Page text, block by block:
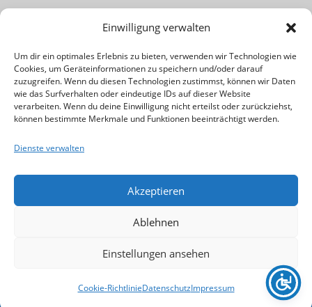
Einwilligung verwalten
Um dir ein optimales Erlebnis zu bieten, verwenden wir Technologien wie
Cookies, um Geräteinformationen zu speichern und/oder darauf
zuzugreifen. Wenn du diesen Technologien zustimmst, können wir Daten
wie das Surfverhalten oder eindeutige IDs auf dieser Website
verarbeiten. Wenn du deine Einwilligung nicht erteilst oder zurückziehst,
können bestimmte Merkmale und Funktionen beeinträchtigt werden.
Dienste verwalten
Akzeptieren
Ablehnen
Einstellungen ansehen
Cookie-RichtlinieDatenschutzImpressum
Lust am Beruf des Musiklehrers bzw. Musikpädagogen? Für
Infos einfach das Banner klicken!
Rechtliches & Wichtiges:
Kontakt
Datenschutz
Cookie-Richtlinie (EU)
Copyright © 2026 Musikschule Eberhard | Stuttgart
Theme von FameThemes